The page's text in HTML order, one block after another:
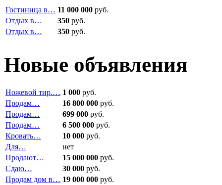
Гостиница в… 11 000 000 руб.
Отдых в…
350 руб.
Отдых в…
350 руб.
Новые объявления
Ножевой тир.… 1 000 руб.
Продам…
16 800 000 руб.
Продам…
699 000 руб.
Продам…
6 500 000 руб.
Кровать…
10 000 руб.
Для…
нет
Продают…
15 000 000 руб.
Сдаю…
30 000 руб.
Продам дом в… 19 000 000 руб.